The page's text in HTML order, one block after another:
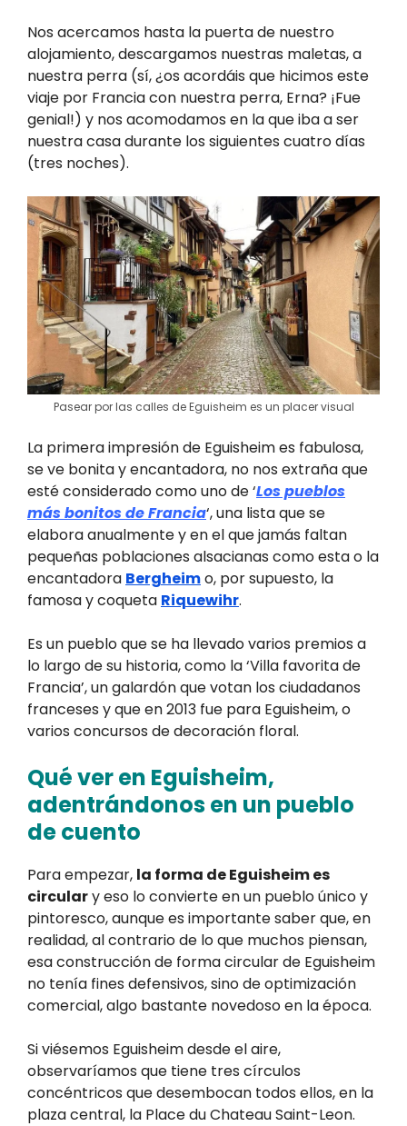
Nos acercamos hasta la puerta de nuestro
alojamiento, descargamos nuestras maletas, a
nuestra perra (sí, ¿os acordáis que hicimos este
viaje por Francia con nuestra perra, Erna? ¡Fue
genial!) y nos acomodamos en la que iba a ser
nuestra casa durante los siguientes cuatro días
(tres noches).
Pasear por las calles de Eguisheim es un placer visual
La primera impresión de Eguisheim es fabulosa,
se ve bonita y encantadora, no nos extraña que
esté considerado como uno de ‘Los pueblos
más bonitos de Francia‘, una lista que se
elabora anualmente y en el que jamás faltan
pequeñas poblaciones alsacianas como esta o la
encantadora Bergheimo, por supuesto, la
famosa y coqueta Riquewihr.
Es un pueblo que se ha llevado varios premios a
lo largo de su historia, como la ‘Villa favorita de
Francia’, un galardón que votan los ciudadanos
franceses y que en 2013 fue para Eguisheim, o
varios concursos de decoración floral.
Qué ver en Eguisheim,
adentrándonos en un pueblo
de cuento
Para empezar, la forma de Eguisheim es
circulary eso lo convierte en un pueblo único y
pintoresco, aunque es importante saber que, en
realidad, al contrario de lo que muchos piensan,
esa construcción de forma circular de Eguisheim
no tenía fines defensivos, sino de optimización
comercial, algo bastante novedoso en la época.
Si viésemos Eguisheim desde el aire,
observaríamos que tiene tres círculos
concéntricos que desembocan todos ellos, en la
plaza central, la Place du Chateau Saint-Leon.